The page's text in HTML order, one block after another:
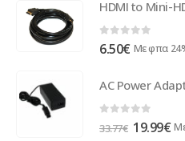
0out of 5
6.50€ Με φπα
out of 5
33.77€ Original
19.99€Η